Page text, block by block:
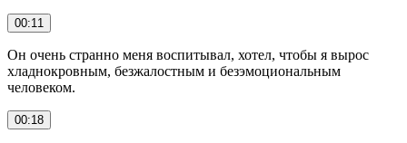
00:11
Он очень странно меня воспитывал, хотел, чтобы я вырос
хладнокровным, безжалостным и безэмоциональным
человеком.
00:18